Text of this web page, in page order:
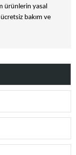
ürünlerin yasal
bakım ve